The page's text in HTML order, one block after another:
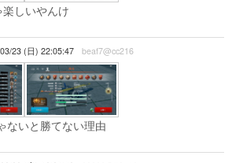
しいやんけ
23 (日) 22:05:47 beaf7@cc216
ないと勝てない理由